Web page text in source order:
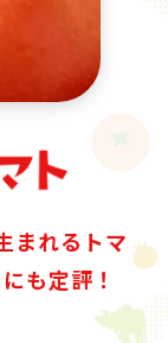
まれるトマ
も定評！